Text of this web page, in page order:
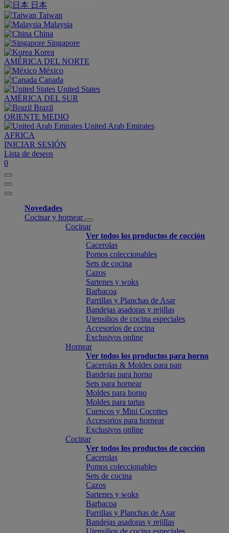
日本
Taiwan
Malaysia
China
Singapore
Korea
AMÉRICA DEL NORTE
México
Canada
United States
AMÉRICA DEL SUR
Brazil
ORIENTE MEDIO
United Arab Emirates
AFRICA
INICIAR SESIÓN
Lista de deseos
0
Novedades
Cocinar y hornear
Cocinar
Ver todos los productos de cocción
Cacerolas
Pomos coleccionables
Sets de cocina
Cazos
Sartenes y woks
Barbacoa
Parrillas y Planchas de Asar
Bandejas asadoras y rejillas
Utensilios de cocina especiales
Accesorios de cocina
Exclusivos online
Hornear
Ver todos los productos para horno
Cacerolas & Moldes para pan
Bandejas para horno
Sets para hornear
Moldes para horno
Moldes para tartas
Cuencos y Mini Cocottes
Accesorios para hornear
Exclusivos online
Cocinar
Ver todos los productos de cocción
Cacerolas
Pomos coleccionables
Sets de cocina
Cazos
Sartenes y woks
Barbacoa
Parrillas y Planchas de Asar
Bandejas asadoras y rejillas
Utensilios de cocina especiales